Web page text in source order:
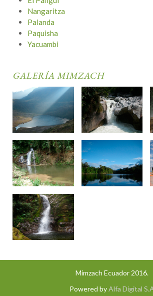
Nangaritza
Palanda
Paquisha
Yacuambi
GALERÍA MIMZACH
Mimzach Ecuador 2016.
Powered byAlfa Digital